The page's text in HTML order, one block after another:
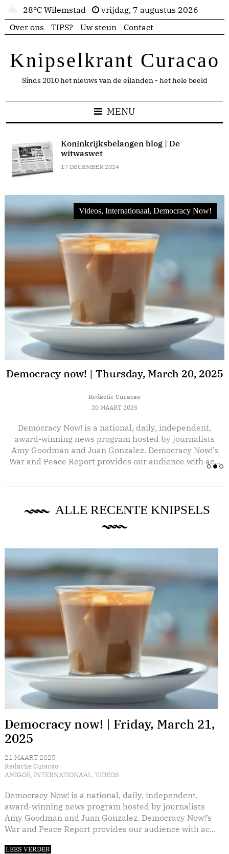
28°C Wilemstad
vrijdag, 7 augustus 2026
Over ons
TIPS? Uw steun Contact
Knipselkrant Curacao
Sinds 2010 het nieuws van de eilanden - het hele beeld
MENU
Koninkrijksbelangen blog | De
witwaswet
17 DECEMBER 2024
Videos, Internationaal, Democracy Now!
Democracy now! | Thursday, March 20, 2025
Redactie Curacao
20 MAART 2025
Democracy Now! is a national, daily, independent,
award-winning news program hosted by journalists
Amy Goodman and Juan Gonzalez. Democracy Now!’s
War and Peace Report provides our audience with ac...
ALLE RECENTE KNIPSELS
Democracy now! | Friday, March 21,
2025
21 MAART 2025
Redactie Curacao
AMIGOE, INTERNATIONAAL, VIDEOS
Democracy Now! is a national, daily, independent,
award-winning news program hosted by journalists
Amy Goodman and Juan Gonzalez. Democracy Now!’s
War and Peace Report provides our audience with ac...
LEES VERDER